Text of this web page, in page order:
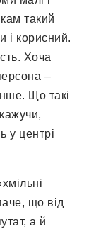
такий
і корисний.
Хоча
–
Що такі
у центрі
що від
а й